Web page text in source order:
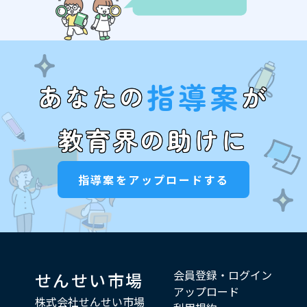
あなたの指導案が
教育界の助けに
指導案をアップロードする
せんせい市場
株式会社せんせい市場
会員登録・ログイン
アップロード